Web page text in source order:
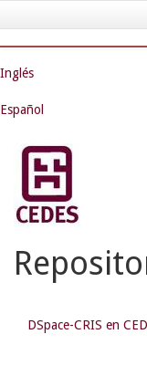
navigation
Inglés
Español
DSpace-CRIS en